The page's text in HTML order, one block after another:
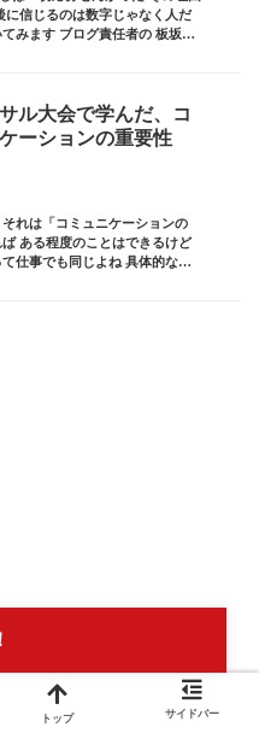
に信じるのは数字じゃなく人だ
みます ブログ責任者の 板坂裕
ル大会で学んだ、コ
ーションの重要性
れは「コミュニケーションの
ある程度のことはできるけど
仕事でも同じよね 具体的なエ
トップ サイドバー